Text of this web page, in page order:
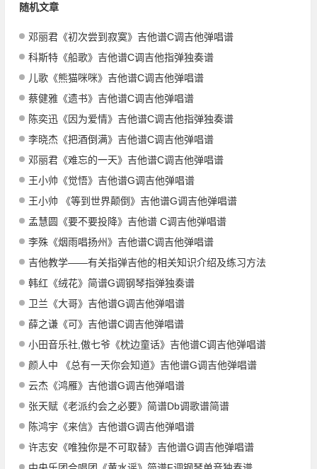
随机文章
邓丽君《初次尝到寂寞》吉他谱C调吉他弹唱谱
科斯特《船歌》吉他谱C调吉他指弹独奏谱
儿歌《熊猫咪咪》吉他谱C调吉他弹唱谱
蔡健雅《遗书》吉他谱C调吉他弹唱谱
陈奕迅《因为爱情》吉他谱C调吉他指弹独奏谱
李晓杰《把酒倒满》吉他谱C调吉他弹唱谱
邓丽君《难忘的一天》吉他谱C调吉他弹唱谱
王小帅《觉悟》吉他谱G调吉他弹唱谱
王小帅 《等到世界颠倒》吉他谱G调吉他弹唱谱
孟慧圆《要不要投降》吉他谱 C调吉他弹唱谱
李殊《烟雨唱扬州》吉他谱C调吉他弹唱谱
吉他教学——有关指弹吉他的相关知识介绍及练习方法
韩红《绒花》简谱G调钢琴指弹独奏谱
卫兰《大哥》吉他谱G调吉他弹唱谱
薛之谦《可》吉他谱C调吉他弹唱谱
小田音乐社,傲七爷《枕边童话》吉他谱C调吉他弹唱谱
颜人中 《总有一天你会知道》吉他谱G调吉他弹唱谱
云杰《鸿雁》吉他谱G调吉他弹唱谱
张天赋《老派约会之必要》简谱Db调歌谱简谱
陈鸿宇《来信》吉他谱G调吉他弹唱谱
许志安《唯独你是不可取替》吉他谱G调吉他弹唱谱